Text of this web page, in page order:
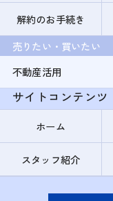
解約のお手続き
売りたい・買いたい
不動産活用
サイトコンテンツ
ホーム
スタッフ紹介